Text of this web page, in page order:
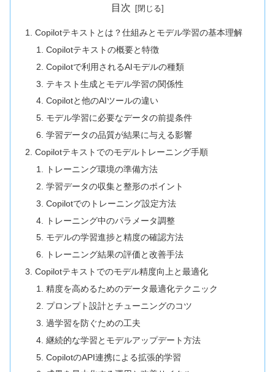
目次
Copilotテキストとは？仕組みとモデル学習の基本理解
Copilotテキストの概要と特徴
Copilotで利用されるAIモデルの種類
テキスト生成とモデル学習の関係性
Copilotと他のAIツールの違い
モデル学習に必要なデータの前提条件
学習データの品質が結果に与える影響
Copilotテキストでのモデルトレーニング手順
トレーニング環境の準備方法
学習データの収集と整形のポイント
Copilotでのトレーニング設定方法
トレーニング中のパラメータ調整
モデルの学習進捗と精度の確認方法
トレーニング結果の評価と改善手法
Copilotテキストでのモデル精度向上と最適化
精度を高めるためのデータ最適化テクニック
プロンプト設計とチューニングのコツ
過学習を防ぐための工夫
継続的な学習とモデルアップデート方法
CopilotのAPI連携による拡張的学習